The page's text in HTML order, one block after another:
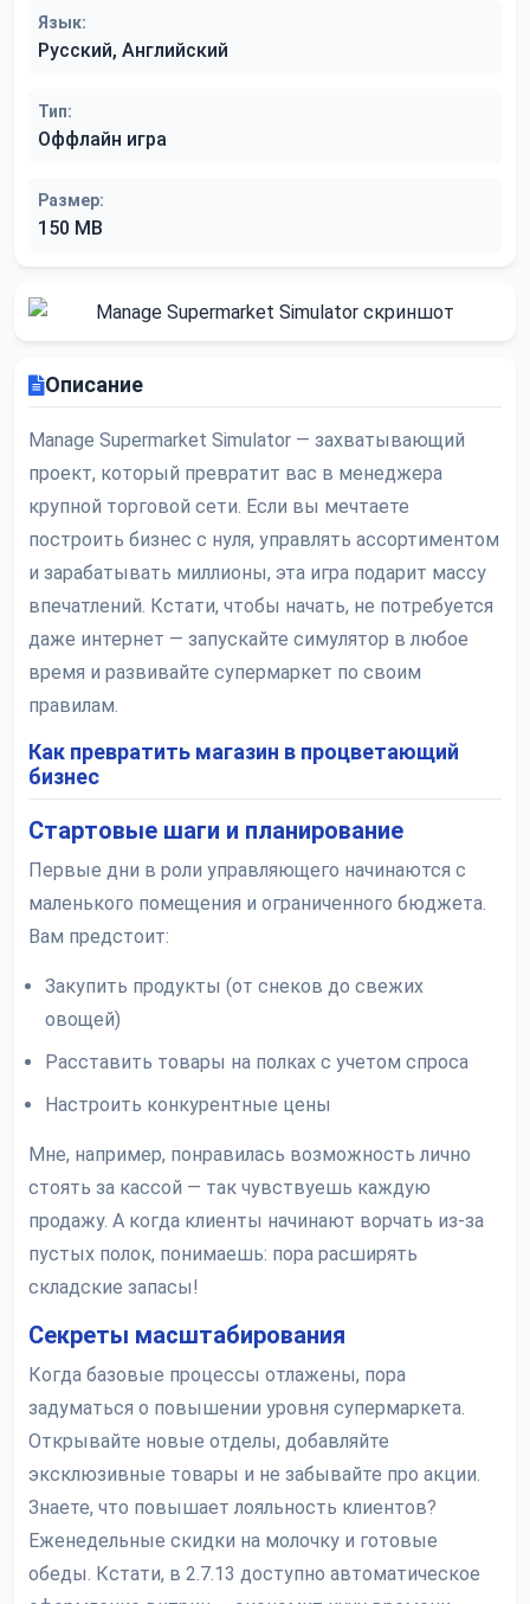
Язык:
Русский, Английский
Тип:
Оффлайн игра
Размер:
150 MB
Описание
Manage Supermarket Simulator — захватывающий
проект, который превратит вас в менеджера
крупной торговой сети. Если вы мечтаете
построить бизнес с нуля, управлять ассортиментом
и зарабатывать миллионы, эта игра подарит массу
впечатлений. Кстати, чтобы начать, не потребуется
даже интернет — запускайте симулятор в любое
время и развивайте супермаркет по своим
правилам.
Как превратить магазин в процветающий
бизнес
Стартовые шаги и планирование
Первые дни в роли управляющего начинаются с
маленького помещения и ограниченного бюджета.
Вам предстоит:
Закупить продукты (от снеков до свежих
овощей)
Расставить товары на полках с учетом спроса
Настроить конкурентные цены
Мне, например, понравилась возможность лично
стоять за кассой — так чувствуешь каждую
продажу. А когда клиенты начинают ворчать из-за
пустых полок, понимаешь: пора расширять
складские запасы!
Секреты масштабирования
Когда базовые процессы отлажены, пора
задуматься о повышении уровня супермаркета.
Открывайте новые отделы, добавляйте
эксклюзивные товары и не забывайте про акции.
Знаете, что повышает лояльность клиентов?
Еженедельные скидки на молочку и готовые
обеды. Кстати, в 2.7.13 доступно автоматическое